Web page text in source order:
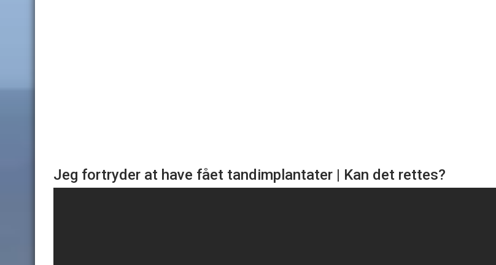
Jeg fortryder at have fået tandimplantater | Kan det rettes?